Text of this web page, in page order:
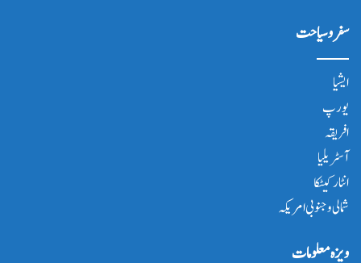
سفر و سیاحت
ایشیا
یورپ
افریقہ
آسٹریلیا
انٹار کیٹکا
شمالی و جنوبی امریکہ
ویزہ معلومات